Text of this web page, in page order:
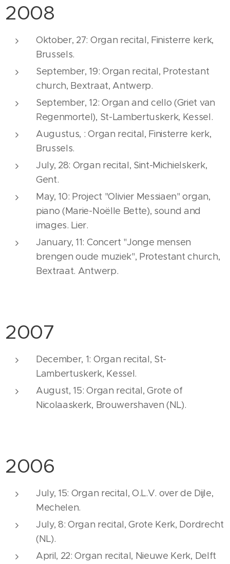
2008
Oktober, 27: Organ recital, Finisterre kerk,
Brussels.
September, 19: Organ recital, Protestant
church, Bextraat, Antwerp.
September, 12: Organ and cello (Griet van
Regenmortel), St-Lambertuskerk, Kessel.
Augustus, : Organ recital, Finisterre kerk,
Brussels.
July, 28: Organ recital, Sint-Michielskerk,
Gent.
May, 10: Project "Olivier Messiaen" organ,
piano (Marie-Noëlle Bette), sound and
images. Lier.
January, 11: Concert "Jonge mensen
brengen oude muziek", Protestant church,
Bextraat. Antwerp.
2007
December, 1: Organ recital, St-
Lambertuskerk, Kessel.
August, 15: Organ recital, Grote of
Nicolaaskerk, Brouwershaven (NL).
2006
July, 15: Organ recital, O.L.V. over de Dijle,
Mechelen.
July, 8: Organ recital, Grote Kerk, Dordrecht
(NL).
April, 22: Organ recital, Nieuwe Kerk, Delft